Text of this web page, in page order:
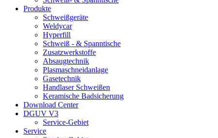
Produkte
Schweißgeräte
Weldycar
Hyperfill
Schweiß - & Spanntische
Zusatzwerkstoffe
Absaugtechnik
Plasmaschneidanlage
Gasetechnik
Handlaser Schweißen
Keramische Badsicherung
Download Center
DGUV V3
Service-Gebiet
Service